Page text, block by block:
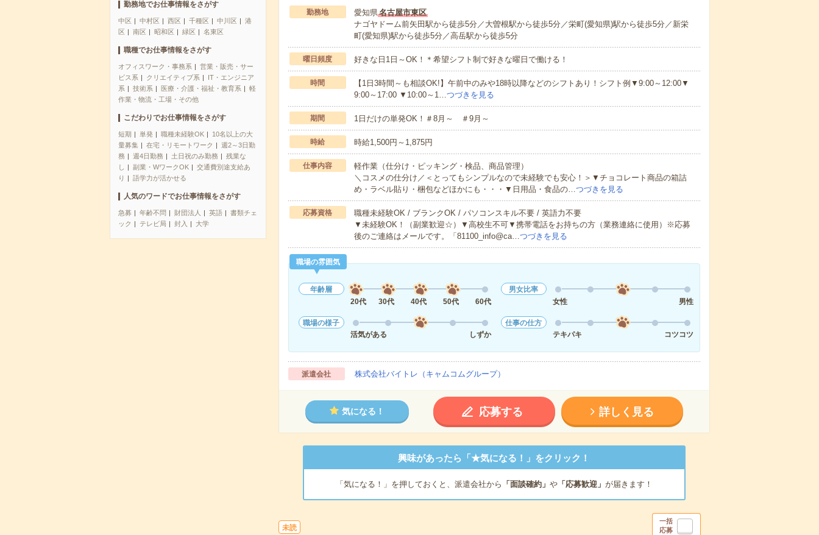
勤務地でお仕事情報をさがす
中区 中村区 西区 千種区 中川区
港
区
南区 昭和区 緑区 名東区
職種でお仕事情報をさがす
オフィスワーク・事務系
営業・販売・サー
ビス系
クリエイティブ系
IT・エンジニア
系
技術系 医療・介護・福祉・教育系
軽
作業・物流・工場・その他
こだわりでお仕事情報をさがす
短期 単発 職種未経験OK
10名以上の大
量募集
在宅・リモートワーク
週2～3日勤
務
週4日勤務 土日祝のみ勤務
残業な
し
副業・WワークOK
交通費別途支給あ
り
語学力が活かせる
人気のワードでお仕事情報をさがす
急募 年齢不問 財団法人 英語
書類チェ
ック
テレビ局 封入 大学
勤務地 愛知県名古屋市東区
ナゴヤドーム前矢田駅から徒歩5分／大曽根駅から徒歩5分／栄町(愛知県)駅から徒歩5分／新栄
町(愛知県)駅から徒歩5分／高岳駅から徒歩5分
曜日頻度 好きな日1日～OK！＊希望シフト制で好きな曜日で働ける！
時間
【1日3時間～も相談OK!】午前中のみや18時以降などのシフトあり！シフト例▼9:00～12:00▼
9:00～17:00 ▼10:00～1…つづきを見る
期間 1日だけの単発OK！＃8月～ ＃9月～
時給 時給1,500円～1,875円
仕事内容
軽作業（仕分け・ピッキング・検品、商品管理）
＼コスメの仕分け／＜とってもシンプルなので未経験でも安心！＞▼チョコレート商品の箱詰
め・ラベル貼り・梱包などほかにも・・・▼日用品・食品の…つづきを見る
応募資格
職種未経験OK / ブランクOK / パソコンスキル不要 / 英語力不要
▼未経験OK！（副業歓迎☆）▼高校生不可▼携帯電話をお持ちの方（業務連絡に使用）※応募
後のご連絡はメールです。「81100_info@ca…つづきを見る
職場の雰囲気
年齢層
20代
30代 40代 50代 60代
男女比率
女性
男性
職場の様子
活気がある
しずか
仕事の仕方
テキパキ
コツコツ
派遣会社 株式会社バイトレ（キャムコムグループ）
気になる！ 応募する 詳しく見る
興味があったら「★気になる！」をクリック！
「気になる！」を押しておくと、派遣会社から 「面談確約」 や「応募歓迎」 が届きます！
未読
一括
応募